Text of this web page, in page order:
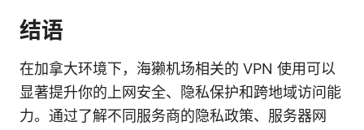
结语
在加拿大环境下，海獭机场相关的 VPN 使用可以
显著提升你的上网安全、隐私保护和跨地域访问能
力。通过了解不同服务商的隐私政策、服务器网